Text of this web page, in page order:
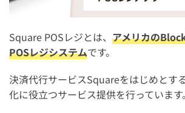
顧客情報の活用
Square POSレジの使い方【従業員管理
従業員を登録
アクセス権限を設定
Square POSレジとは、 アメリカの
POSレジシステムです。
決済代行サービスSquareをはじめとす
化に役立つサービス提供を行っています。